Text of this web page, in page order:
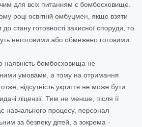
для всіх питанням є бомбосховище.
році освітній омбуцмен, якщо взяти
до стану готовності захисної споруди, то
неготовими або обмежено готовими.
бомбосховища не
умовами, а тому на отримання
відсутність укриття не може бути
ліцензії. Тим не менше, після її
навчального процесу, персонал
за безпеку дітей, а зокрема -